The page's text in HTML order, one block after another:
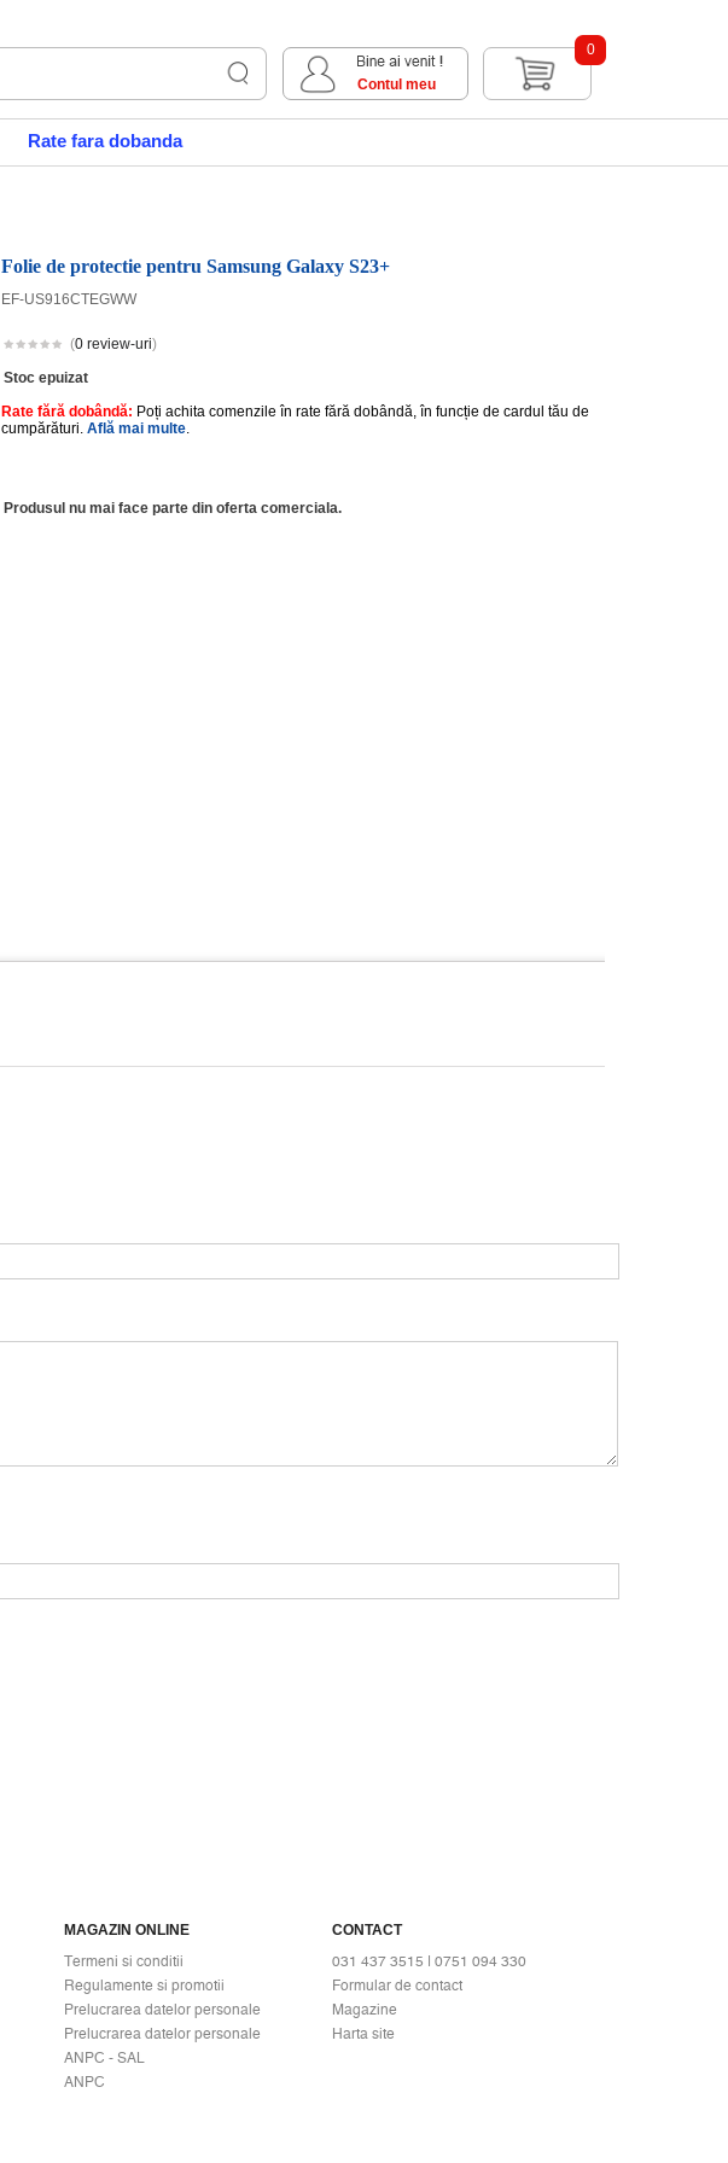
Contul meu
0
Rate fara dobanda
Folie de protectie pentru Samsung Galaxy S23+
EF-US916CTEGWW
(0 review-uri)
Stoc epuizat
Rate fără dobândă: Poți achita comenzile în rate fără dobândă, în funcție de cardul tău de
cumpărături. Află mai multe.
Produsul nu mai face parte din oferta comerciala.
MAGAZIN ONLINE
Termeni si conditii
Regulamente si promotii
Prelucrarea datelor personale
Prelucrarea datelor personale
ANPC - SAL
ANPC
CONTACT
031 437 3515 | 0751 094 330
Formular de contact
Magazine
Harta site